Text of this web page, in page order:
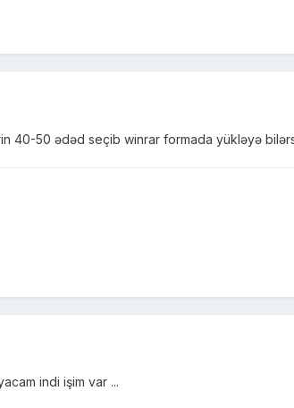
40-50 ədəd seçib winrar formada yükləyə
indi işim var ...